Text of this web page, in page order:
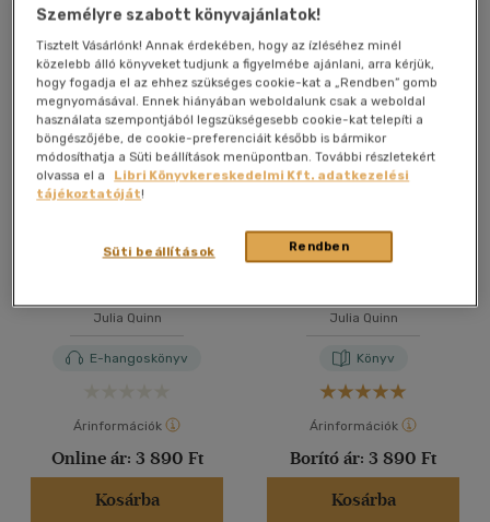
Julia Quinn
E-hangoskönyv
Árinformációk
Online ár: 3 890 Ft
Kosárba
Julia Quinn
Könyv
Árinformációk
Borító ár: 3 890 Ft
Kosárba
Személyre szabott könyvajánlatok!
Tisztelt Vásárlónk! Annak érdekében, hogy az ízléséhez minél
közelebb álló könyveket tudjunk a figyelmébe ajánlani, arra kérjük,
hogy fogadja el az ehhez szükséges cookie-kat a „Rendben” gomb
megnyomásával. Ennek hiányában weboldalunk csak a weboldal
használata szempontjából legszükségesebb cookie-kat telepíti a
böngészőjébe, de cookie-preferenciáit később is bármikor
módosíthatja a Süti beállítások menüpontban. További részletekért
olvassa el a
Libri Könyvkereskedelmi Kft. adatkezelési
tájékoztatóját!
Rendben
Süti beállítások